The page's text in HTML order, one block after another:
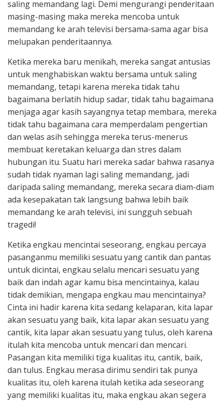
saling memandang lagi. Demi mengurangi penderitaan
masing-masing maka mereka mencoba untuk
memandang ke arah televisi bersama-sama agar bisa
melupakan penderitaannya.
Ketika mereka baru menikah, mereka sangat antusias
untuk menghabiskan waktu bersama untuk saling
memandang, tetapi karena mereka tidak tahu
bagaimana berlatih hidup sadar, tidak tahu bagaimana
menjaga agar kasih sayangnya tetap membara, mereka
tidak tahu bagaimana cara memperdalam pengertian
dan welas asih sehingga mereka terus-menerus
membuat keretakan keluarga dan stres dalam
hubungan itu. Suatu hari mereka sadar bahwa rasanya
sudah tidak nyaman lagi saling memandang, jadi
daripada saling memandang, mereka secara diam-diam
ada kesepakatan tak langsung bahwa lebih baik
memandang ke arah televisi, ini sungguh sebuah
tragedi!
Ketika engkau mencintai seseorang, engkau percaya
pasanganmu memiliki sesuatu yang cantik dan pantas
untuk dicintai, engkau selalu mencari sesuatu yang
baik dan indah agar kamu bisa mencintainya, kalau
tidak demikian, mengapa engkau mau mencintainya?
Cinta ini hadir karena kita sedang kelaparan, kita lapar
akan sesuatu yang baik, kita lapar akan sesuatu yang
cantik, kita lapar akan sesuatu yang tulus, oleh karena
itulah kita mencoba untuk mencari dan mencari.
Pasangan kita memiliki tiga kualitas itu, cantik, baik,
dan tulus. Engkau merasa dirimu sendiri tak punya
kualitas itu, oleh karena itulah ketika ada seseorang
yang memiliki kualitas itu, maka engkau akan segera